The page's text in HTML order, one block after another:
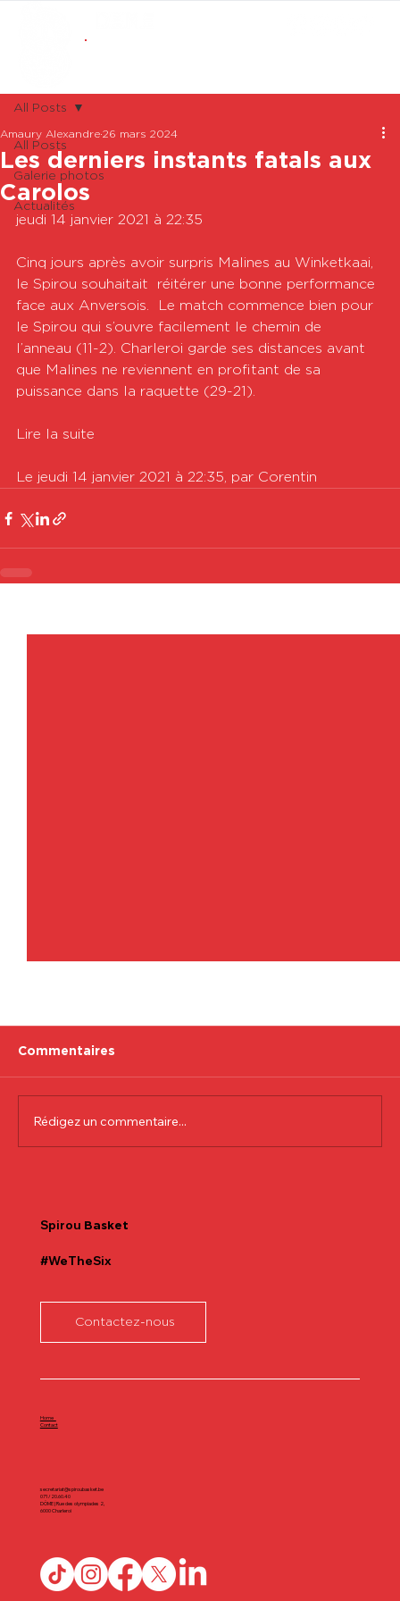
All Posts
Galerie photos
Actualités
All Posts
Les derniers instants fatals aux
Carolos
Amaury Alexandre 26 mars 2024
jeudi 14 janvier 2021 à 22:35
Cinq jours après avoir surpris Malines au Winketkaai,
le Spirou souhaitait  réitérer une bonne performance
face aux Anversois.  Le match commence bien pour
le Spirou qui s’ouvre facilement le chemin de
l’anneau (11-2). Charleroi garde ses distances avant
que Malines ne reviennent en profitant de sa
puissance dans la raquette (29-21).
Lire la suite
Le jeudi 14 janvier 2021 à 22:35, par Corentin
Commentaires
Rédigez un commentaire...
Spirou Basket
#WeTheSix
Contactez-nous
secretariat@spiroubasket.be
071/20.60.40
DÔME | Rue des olympiades 2,
6000 Charleroi
Home
Contact